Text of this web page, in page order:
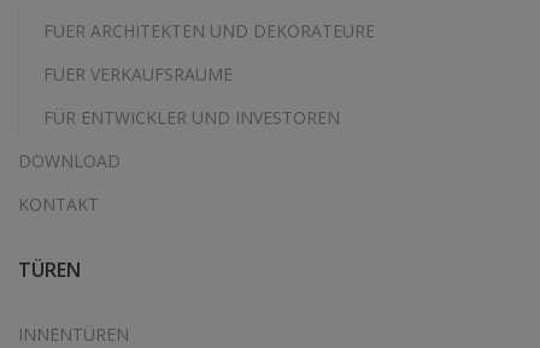
FUER ARCHITEKTEN UND DEKORATEURE
FUER VERKAUFSRAUME
FÜR ENTWICKLER UND INVESTOREN
DOWNLOAD
KONTAKT
TÜREN
INNENTÜREN